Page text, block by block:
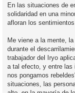
t
r
a
d
a
En las situaciones de
solidaridad en una
afloran los
Me viene a la mente,
durante el
trabajador del Iryo
a tal efecto, y entre las
nos pongamos
situaciones, las